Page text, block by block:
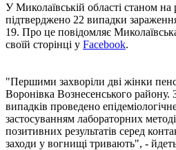
У Миколаївській області станом на
підтверджено 22 випадки
19. Про це повідомляє
своїй сторінці у Facebook.
"Першими захворіли дві жінки
Воронівка Вознесенського
випадків проведено
застосуванням лабораторних
позитивних результатів серед
заходи у вогнищі тривають", -